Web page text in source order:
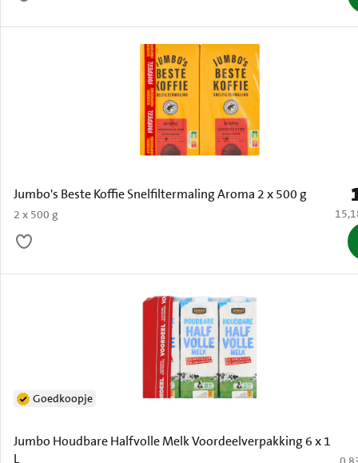
Jumbo's Beste Koffie Snelfiltermaling Aroma 2 x 500 g
2 x 500 g €
Jumbo Houdbare Halfvolle Melk Voordeelverpakking 6 x 1
L
Goedkoopje
€